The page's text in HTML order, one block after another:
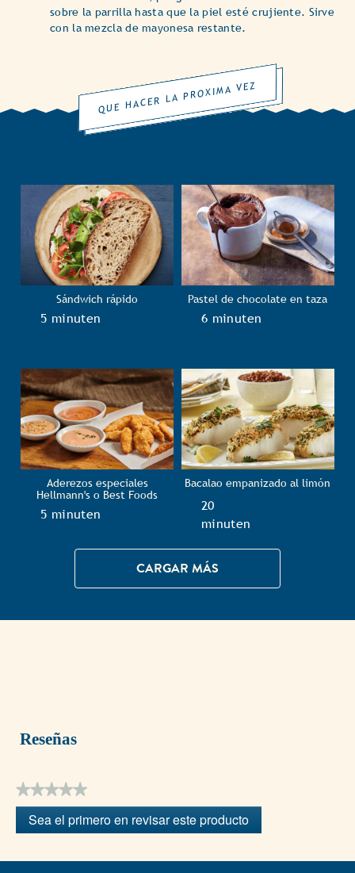
sobre la parrilla hasta que la piel esté crujiente. Sirve
con la mezcla de mayonesa restante.
QUE HACER LA PROXIMA VEZ
Sándwich rápido
TotalTime
5 minuten
Pastel de chocolate en taza
TotalTime
6 minuten
Aderezos especiales
Hellmann's o Best Foods
TotalTime
5 minuten
Bacalao empanizado al limón
TotalTime
20
minuten
CARGAR MÁS
Reseñas
★★★★★
Sin
puntuación
Sea el primero en revisar este producto
.
esta